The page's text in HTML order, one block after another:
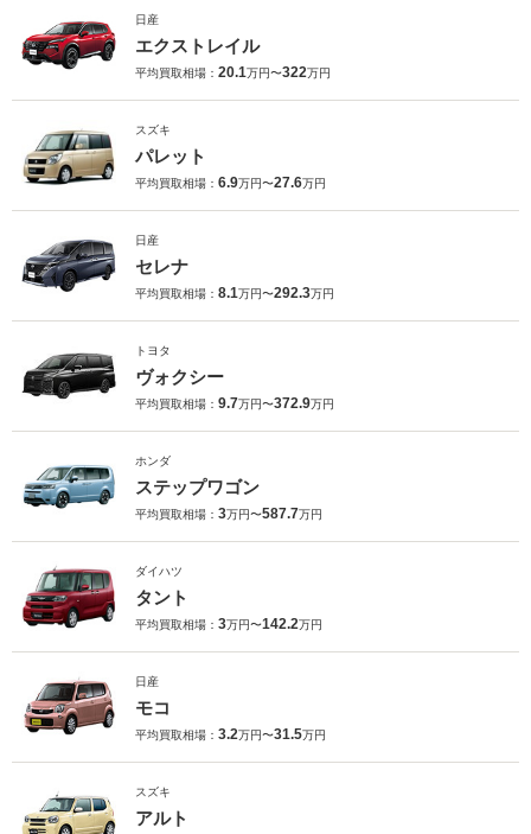
日産
エクストレイル
平均買取相場： 20.1万円〜322万円
スズキ
パレット
平均買取相場： 6.9万円〜27.6万円
日産
セレナ
平均買取相場： 8.1万円〜292.3万円
トヨタ
ヴォクシー
平均買取相場： 9.7万円〜372.9万円
ホンダ
ステップワゴン
平均買取相場： 3万円〜587.7万円
ダイハツ
タント
平均買取相場： 3万円〜142.2万円
日産
モコ
平均買取相場： 3.2万円〜31.5万円
スズキ
アルト